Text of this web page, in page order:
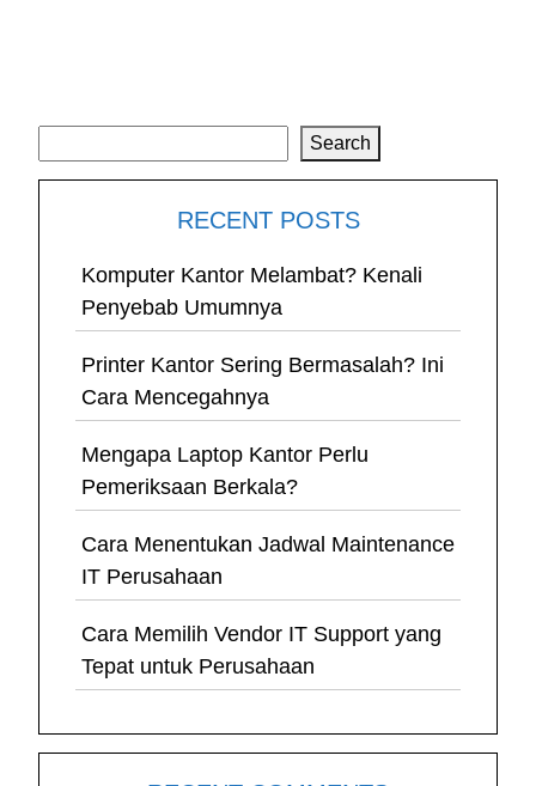
Search
RECENT POSTS
Komputer Kantor Melambat? Kenali
Penyebab Umumnya
Printer Kantor Sering Bermasalah? Ini
Cara Mencegahnya
Mengapa Laptop Kantor Perlu
Pemeriksaan Berkala?
Cara Menentukan Jadwal Maintenance
IT Perusahaan
Cara Memilih Vendor IT Support yang
Tepat untuk Perusahaan